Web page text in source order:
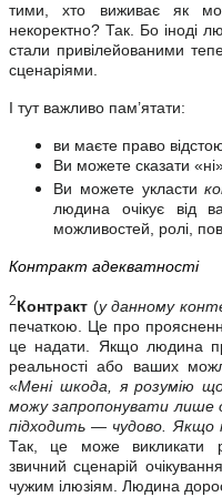
тими, хто виживає як
некоректно? Так. Бо іноді
стали привілейованими
сценаріями.
І тут важливо пам’ятати:
ви маєте право
Ви можете сказати
Ви можете укласти
людина очікує від
можливостей, ролі,
Контракт адекватності
2Контракт (у данному
печаткою. Це про
це надати. Якщо людина
реальності або ваших
«Мені шкода, я розумію
можу запропонувати лише
підходить — чудово. Якщо
Так, це може викликати
звичний сценарій
чужим ілюзіям. Людина